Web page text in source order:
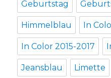
Geburtstag
Himmelblau In
In Color 2015-2017
Jeansblau Limette